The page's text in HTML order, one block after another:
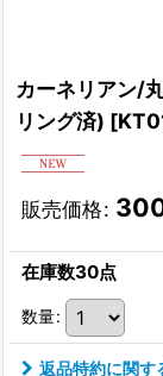
カーネリアン/
リング済) [
販売価格:
在庫数30点
数量:
返品特約に関す